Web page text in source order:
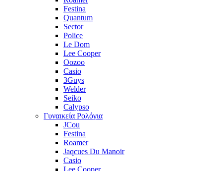
Festina
Quantum
Sector
Police
Le Dom
Lee Cooper
Oozoo
Casio
3Guys
Welder
Seiko
Calypso
Γυναικεία Ρολόγια
JCou
Festina
Roamer
Jaqcues Du Manoir
Casio